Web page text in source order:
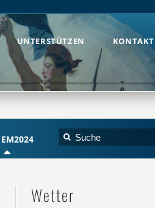
UNTERSTÜTZEN KONTAKT
Wetter
UNTERSTÜTZEN KONTAKT